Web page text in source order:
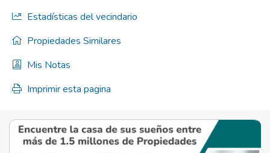
Estadísticas del vecindario
Propiedades Similares
Mis Notas
Imprimir esta pagina